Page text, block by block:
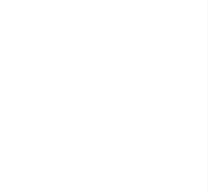
« pixels-
des éléments
au disque
des fins de
permettent au
votre